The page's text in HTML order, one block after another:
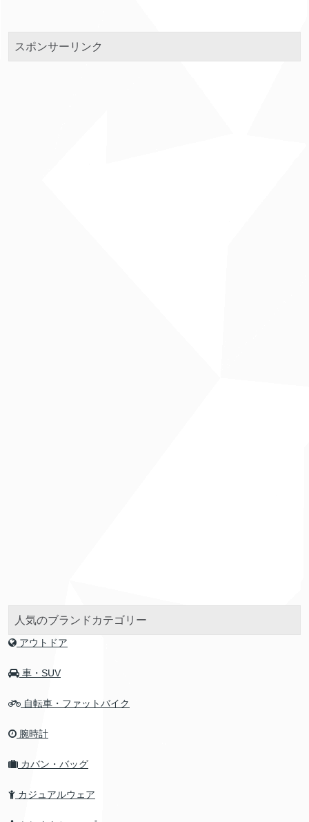
スポンサーリンク
人気のブランドカテゴリー
アウトドア
車・SUV
自転車・ファットバイク
腕時計
カバン・バッグ
カジュアルウェア